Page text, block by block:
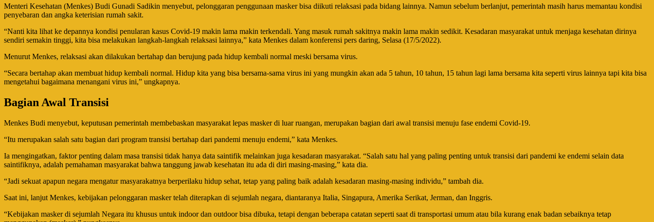
Menteri Kesehatan (Menkes) Budi Gunadi Sadikin menyebut, pelonggaran penggunaan masker bisa diikuti relaksasi pada bidang lainnya. Namun sebelum berlanjut, pemerintah masih harus memantau kondisi
penyebaran dan angka keterisian rumah sakit.
“Nanti kita lihat ke depannya kondisi penularan kasus Covid-19 makin lama makin terkendali. Yang masuk rumah sakitnya makin lama makin sedikit. Kesadaran masyarakat untuk menjaga kesehatan dirinya
sendiri semakin tinggi, kita bisa melakukan langkah-langkah relaksasi lainnya,” kata Menkes dalam konferensi pers daring, Selasa (17/5/2022).
Menurut Menkes, relaksasi akan dilakukan bertahap dan berujung pada hidup kembali normal meski bersama virus.
“Secara bertahap akan membuat hidup kembali normal. Hidup kita yang bisa bersama-sama virus ini yang mungkin akan ada 5 tahun, 10 tahun, 15 tahun lagi lama bersama kita seperti virus lainnya tapi kita bisa
mengetahui bagaimana menangani virus ini,” ungkapnya.
Bagian Awal Transisi
Menkes Budi menyebut, keputusan pemerintah membebaskan masyarakat lepas masker di luar ruangan, merupakan bagian dari awal transisi menuju fase endemi Covid-19.
“Itu merupakan salah satu bagian dari program transisi bertahap dari pandemi menuju endemi,” kata Menkes.
Ia mengingatkan, faktor penting dalam masa transisi tidak hanya data saintifik melainkan juga kesadaran masyarakat. “Salah satu hal yang paling penting untuk transisi dari pandemi ke endemi selain data
saintifiknya, adalah pemahaman masyarakat bahwa tanggung jawab kesehatan itu ada di diri masing-masing,” kata dia.
“Jadi sekuat apapun negara mengatur masyarakatnya berperilaku hidup sehat, tetap yang paling baik adalah kesadaran masing-masing individu,” tambah dia.
Saat ini, lanjut Menkes, kebijakan pelonggaran masker telah diterapkan di sejumlah negara, diantaranya Italia, Singapura, Amerika Serikat, Jerman, dan Inggris.
“Kebijakan masker di sejumlah Negara itu khusus untuk indoor dan outdoor bisa dibuka, tetapi dengan beberapa catatan seperti saat di transportasi umum atau bila kurang enak badan sebaiknya tetap